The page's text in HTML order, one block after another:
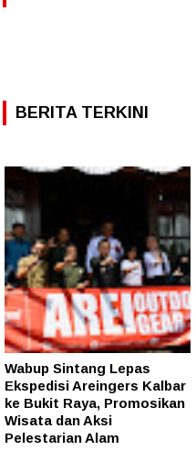
BERITA TERKINI
Wabup Sintang Lepas
Ekspedisi Areingers Kalbar
ke Bukit Raya, Promosikan
Wisata dan Aksi
Pelestarian Alam